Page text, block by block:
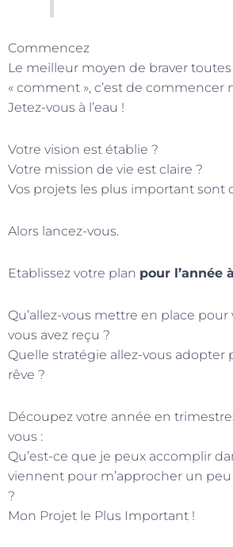
Commencez
Le meilleur moyen de braver
« comment », c’est de commencer
Jetez-vous à l’eau !
Votre vision est établie ?
Votre mission de vie est claire ?
Vos projets les plus important sont
Alors lancez-vous.
Etablissez votre plan pour l’année
Qu’allez-vous mettre en place pour
vous avez reçu ?
Quelle stratégie allez-vous adopter
rêve ?
Découpez votre année en
vous :
Qu’est-ce que je peux accomplir
viennent pour m’approcher un
?
Mon Projet le Plus Important !